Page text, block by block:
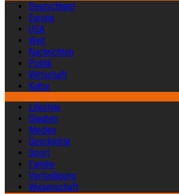
Deutschland
Europa
USA
Welt
Nachrichten
Politik
Wirtschaft
Kultur
Lifestyle
Glauben
Medien
Geschichte
Sport
Familie
Verteidigung
Wissenschaft